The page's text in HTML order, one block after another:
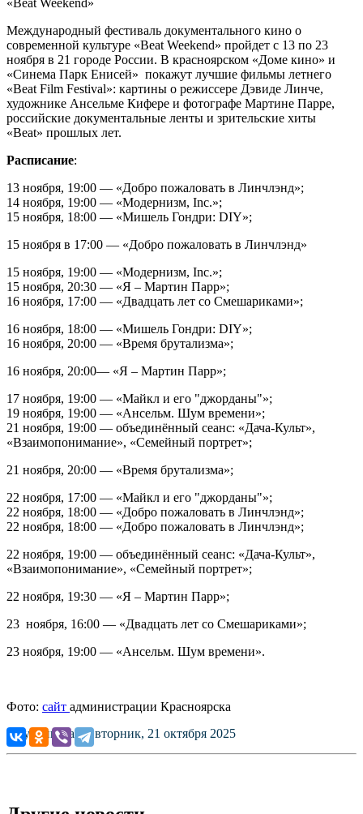
Международный фестиваль документального кино о
современной культуре «Beat Weekend» пройдет с 13 по 23
ноября в 21 городе России. В красноярском «Доме кино» и
«Синема Парк Енисей» покажут лучшие фильмы летнего
«Beat Film Festival»: картины о режиссере Дэвиде Линче,
художнике Ансельме Кифере и фотографе Мартине Парре,
российские документальные ленты и зрительские хиты
«Beat» прошлых лет.
Расписание:
13 ноября, 19:00 — «Добро пожаловать в Линчлэнд»;
14 ноября, 19:00 — «Модернизм, Inc.»;
15 ноября, 18:00 — «Мишель Гондри: DIY»;
15 ноября в 17:00 — «Добро пожаловать в Линчлэнд»
15 ноября, 19:00 — «Модернизм, Inc.»;
15 ноября, 20:30 — «Я – Мартин Парр»;
16 ноября, 17:00 — «Двадцать лет со Смешариками»;
16 ноября, 18:00 — «Мишель Гондри: DIY»;
16 ноября, 20:00 — «Время брутализма»;
16 ноября, 20:00— «Я – Мартин Парр»;
17 ноября, 19:00 — «Майкл и его "джорданы"»;
19 ноября, 19:00 — «Ансельм. Шум времени»;
21 ноября, 19:00 — объединённый сеанс: «Дача-Культ»,
«Взаимопонимание», «Семейный портрет»;
21 ноября, 20:00 — «Время брутализма»;
22 ноября, 17:00 — «Майкл и его "джорданы"»;
22 ноября, 18:00 — «Добро пожаловать в Линчлэнд»;
22 ноября, 18:00 — «Добро пожаловать в Линчлэнд»;
22 ноября, 19:00 — объединённый сеанс: «Дача-Культ»,
«Взаимопонимание», «Семейный портрет»;
22 ноября, 19:30 — «Я – Мартин Парр»;
23 ноября, 16:00 — «Двадцать лет со Смешариками»;
23 ноября, 19:00 — «Ансельм. Шум времени».
Фото: сайт администрации Красноярска
Опубликовано: вторник, 21 октября 2025